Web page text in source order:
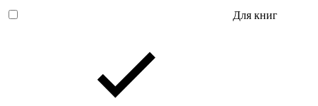
Для книг